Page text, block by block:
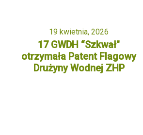
19 kwietnia, 2026
17 GWDH “Szkwał"
otrzymała Patent Flagowy
Drużyny Wodnej ZHP